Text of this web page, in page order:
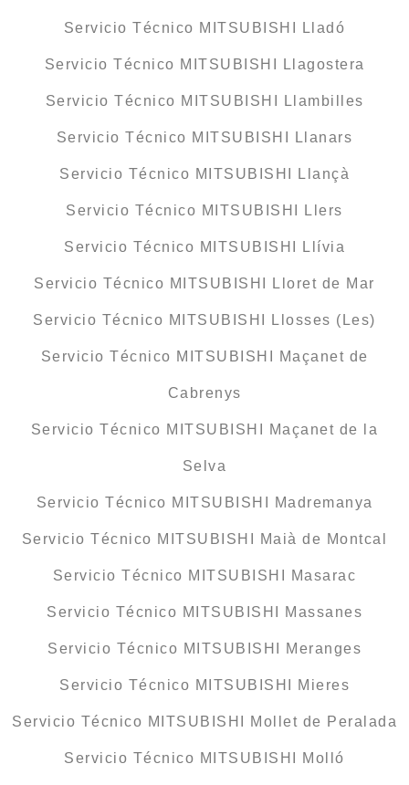
Servicio Técnico MITSUBISHI Lladó
Servicio Técnico MITSUBISHI Llagostera
Servicio Técnico MITSUBISHI Llambilles
Servicio Técnico MITSUBISHI Llanars
Servicio Técnico MITSUBISHI Llançà
Servicio Técnico MITSUBISHI Llers
Servicio Técnico MITSUBISHI Llívia
Servicio Técnico MITSUBISHI Lloret de Mar
Servicio Técnico MITSUBISHI Llosses (Les)
Servicio Técnico MITSUBISHI Maçanet de
Cabrenys
Servicio Técnico MITSUBISHI Maçanet de la
Selva
Servicio Técnico MITSUBISHI Madremanya
Servicio Técnico MITSUBISHI Maià de Montcal
Servicio Técnico MITSUBISHI Masarac
Servicio Técnico MITSUBISHI Massanes
Servicio Técnico MITSUBISHI Meranges
Servicio Técnico MITSUBISHI Mieres
Servicio Técnico MITSUBISHI Mollet de Peralada
Servicio Técnico MITSUBISHI Molló